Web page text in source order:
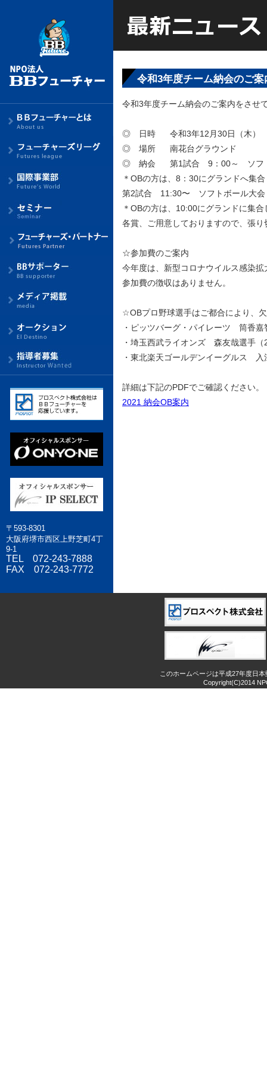
令和3年度チーム納会のご案
令和3年度チーム納会のご案内をさせ
◎ 日時 令和3年12月30日（木）
◎ 場所 南花台グラウンド
◎ 納会 第1試合 9：00～ ソフト
＊OBの方は、8：30にグランドへ集
第2試合 11:30〜 ソフトボール大会
＊OBの方は、10:00にグランドに集
各賞、ご用意しておりますので、張
☆参加費のご案内
今年度は、新型コロナウイルス感染
参加費の徴収はありません。
☆OBプロ野球選手はご都合により、
・ピッツバーグ・パイレーツ 筒香嘉
・埼玉西武ライオンズ 森友哉選手（
・東北楽天ゴールデンイーグルス 入
詳細は下記のPDFでご確認ください。
2021 納会OB案内
〒593-8301
大阪府堺市西区上野芝町4丁
9-1
TEL 072-243-7888
FAX 072-243-7772
このホームページは平成27年度日
Copyright(C)2014